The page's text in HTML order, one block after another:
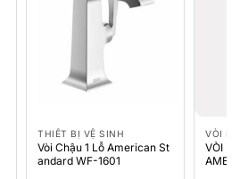
THIẾT BỊ VỆ SINH
Vòi Chậu 1 Lỗ American St
andard WF-1601
VÒI
VÒI